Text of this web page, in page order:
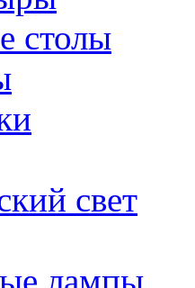
столы
свет